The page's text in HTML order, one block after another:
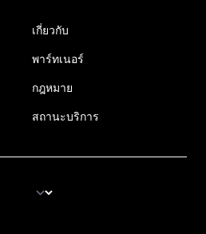
เกี่ยวกับ
พาร์ทเนอร์
กฎหมาย
สถานะบริการ